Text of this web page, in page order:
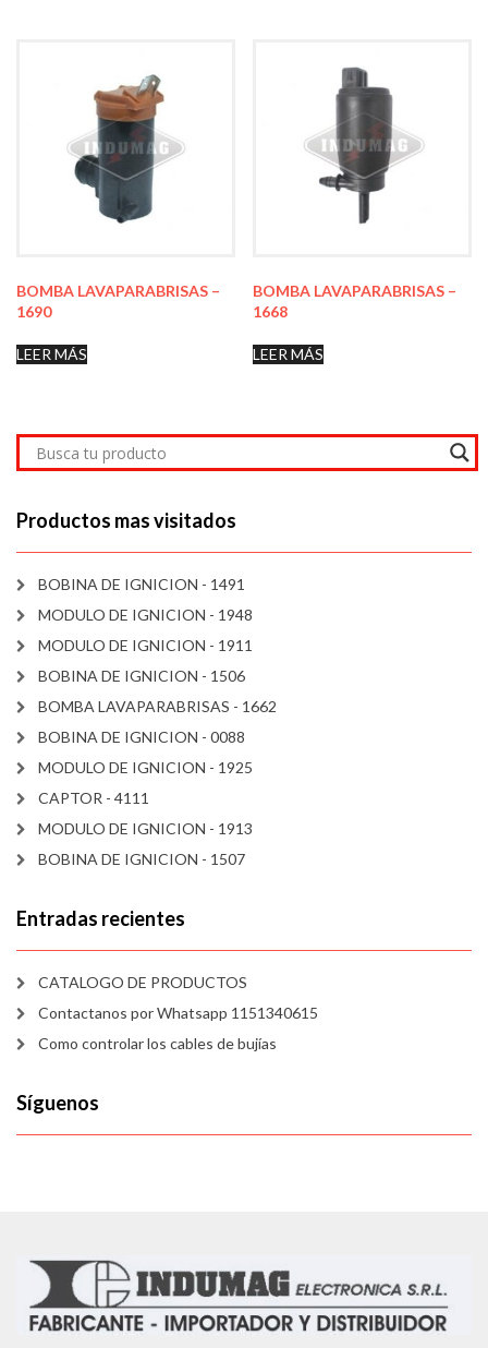
BOMBA LAVAPARABRISAS –
1690
LEER MÁS
BOMBA LAVAPARABRISAS –
1668
LEER MÁS
Productos mas visitados
BOBINA DE IGNICION - 1491
MODULO DE IGNICION - 1948
MODULO DE IGNICION - 1911
BOBINA DE IGNICION - 1506
BOMBA LAVAPARABRISAS - 1662
BOBINA DE IGNICION - 0088
MODULO DE IGNICION - 1925
CAPTOR - 4111
MODULO DE IGNICION - 1913
BOBINA DE IGNICION - 1507
Entradas recientes
CATALOGO DE PRODUCTOS
Contactanos por Whatsapp 1151340615
Como controlar los cables de bujías
Síguenos